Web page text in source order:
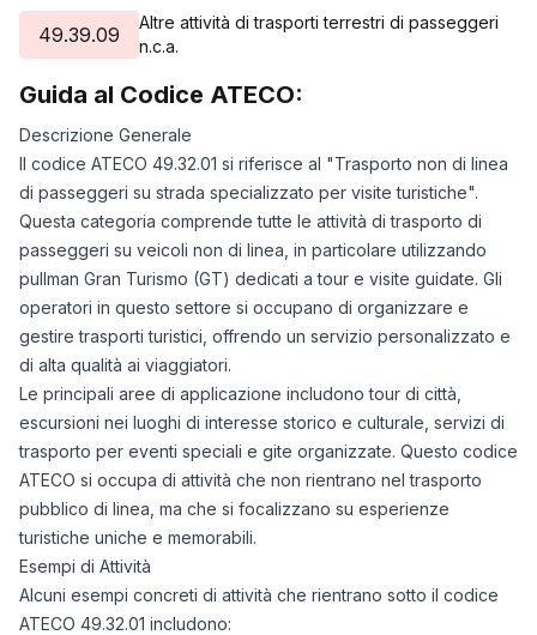
49.39.09
Altre attività di trasporti terrestri di passeggeri
n.c.a.
Guida al Codice ATECO:
Descrizione Generale
Il codice ATECO 49.32.01 si riferisce al "Trasporto non di linea
di passeggeri su strada specializzato per visite turistiche".
Questa categoria comprende tutte le attività di trasporto di
passeggeri su veicoli non di linea, in particolare utilizzando
pullman Gran Turismo (GT) dedicati a tour e visite guidate. Gli
operatori in questo settore si occupano di organizzare e
gestire trasporti turistici, offrendo un servizio personalizzato e
di alta qualità ai viaggiatori.
Le principali aree di applicazione includono tour di città,
escursioni nei luoghi di interesse storico e culturale, servizi di
trasporto per eventi speciali e gite organizzate. Questo codice
ATECO si occupa di attività che non rientrano nel trasporto
pubblico di linea, ma che si focalizzano su esperienze
turistiche uniche e memorabili.
Esempi di Attività
Alcuni esempi concreti di attività che rientrano sotto il codice
ATECO 49.32.01 includono: